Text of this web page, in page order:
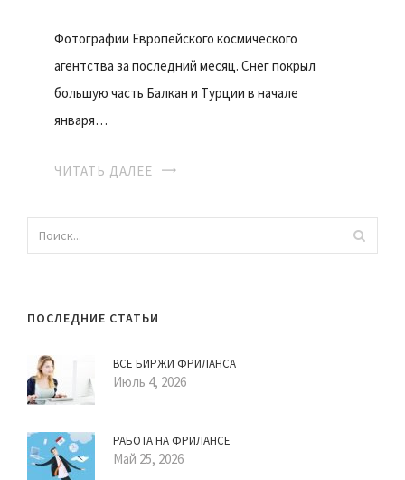
Фотографии Европейского космического
агентства за последний месяц. Снег покрыл
большую часть Балкан и Турции в начале
января…
ЧИТАТЬ ДАЛЕЕ
ПОСЛЕДНИЕ СТАТЬИ
ВСЕ БИРЖИ ФРИЛАНСА
Июль 4, 2026
РАБОТА НА ФРИЛАНСЕ
Май 25, 2026